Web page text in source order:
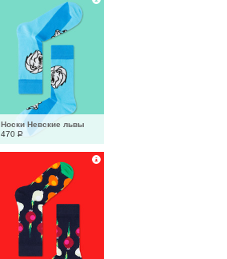
Носки Невские львы
470 Р